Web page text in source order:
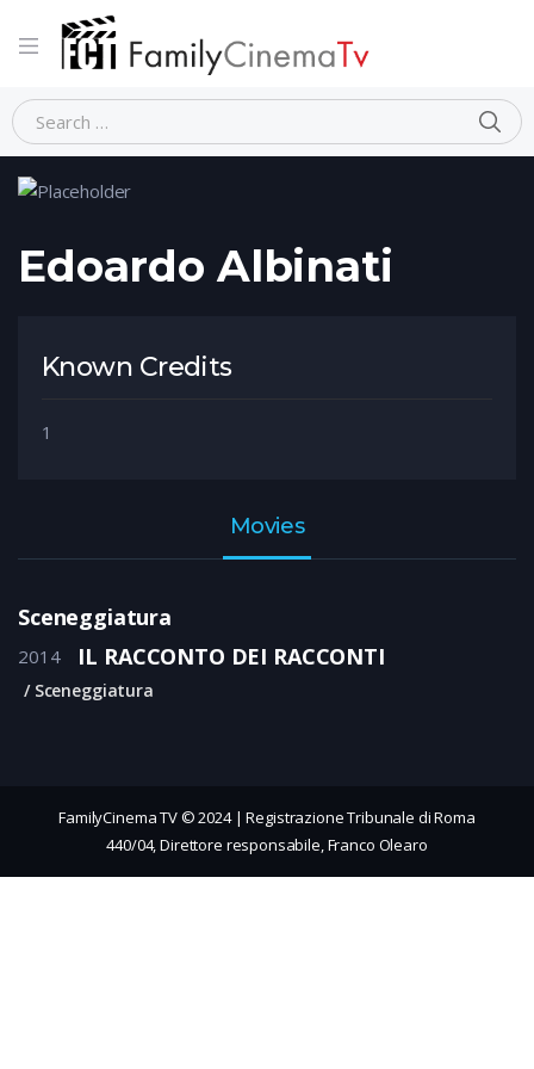
Home Person Edoardo Albinati
Edoardo Albinati
Known Credits
1
Movies
Sceneggiatura
2014 IL RACCONTO DEI RACCONTI
Sceneggiatura
FamilyCinema TV © 2024 | Registrazione Tribunale di Roma
440/04, Direttore responsabile, Franco Olearo